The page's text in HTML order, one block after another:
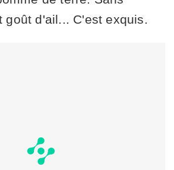
goût d'ail... C'est exquis.